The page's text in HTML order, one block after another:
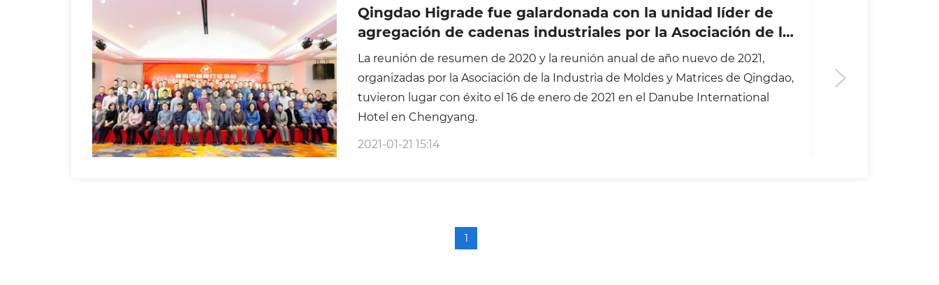
crediticia en esta ocasión, los cuales son: unidad demostrativa de gestión de
integridad de nivel AAA, empresario de integridad, certificado de calificación
crediticia corporativa de nivel AAA, certificado de calificación crediticia
corporativa de nivel AAA, certificado de crédito empresarial de licitación chino
de nivel AAA, unidad de confianza en ejecutar el contrato de nivel AAA,
medalla empresarial por ser la unidad de integridad y de calidad de nivel AAA.
Qingdao Higrade fue galardonada con la unidad líder de
agregación de cadenas industriales por la Asociación de la
Industria de Moldes & Matrices de Qingdao
La reunión de resumen de 2020 y la reunión anual de año nuevo de 2021,
organizadas por la Asociación de la Industria de Moldes y Matrices de Qingdao,
tuvieron lugar con éxito el 16 de enero de 2021 en el Danube International
Hotel en Chengyang.
2021-01-21 15:14
1